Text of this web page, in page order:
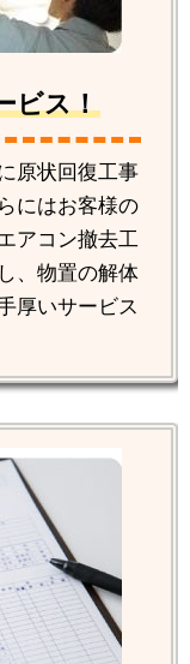
ビス！
原状回復工事
にはお客様の
アコン撤去工
、物置の解体
厚いサービス